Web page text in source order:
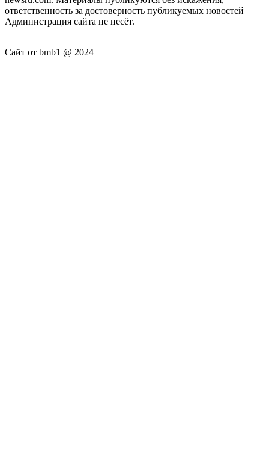
ответственность за достоверность публикуемых новостей
Администрация сайта не несёт.
Сайт от bmb1 @ 2024